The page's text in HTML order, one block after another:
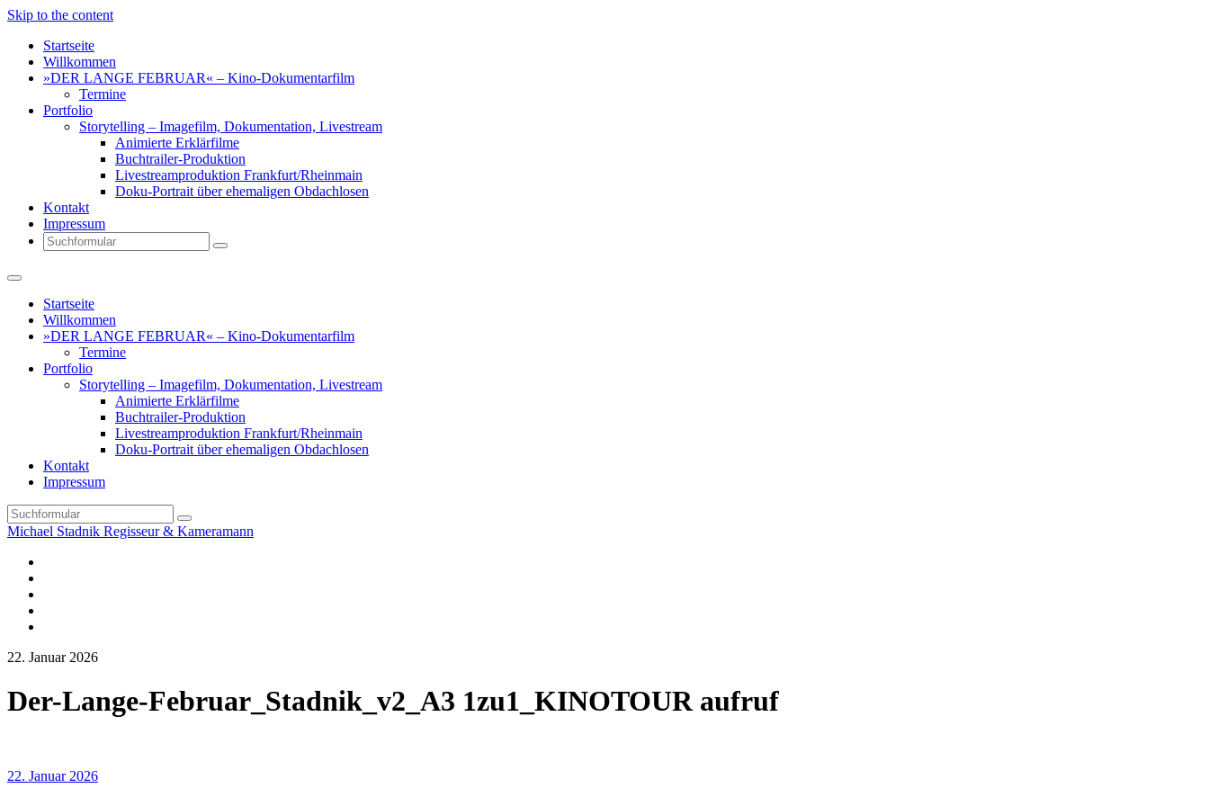
Skip to the content
Startseite
Willkommen
»DER LANGE FEBRUAR« – Kino-Dokumentarfilm
Termine
Portfolio
Storytelling – Imagefilm, Dokumentation, Livestream
Animierte Erklärfilme
Buchtrailer-Produktion
Livestreamproduktion Frankfurt/Rheinmain
Doku-Portrait über ehemaligen Obdachlosen
Kontakt
Impressum
Search
Startseite
Willkommen
»DER LANGE FEBRUAR« – Kino-Dokumentarfilm
Termine
Portfolio
Storytelling – Imagefilm, Dokumentation, Livestream
Animierte Erklärfilme
Buchtrailer-Produktion
Livestreamproduktion Frankfurt/Rheinmain
Doku-Portrait über ehemaligen Obdachlosen
Kontakt
Impressum
Search
Michael Stadnik Regisseur & Kameramann
22. Januar 2026
Der-Lange-Februar_Stadnik_v2_A3 1zu1_KINOTOUR aufruf
22. Januar 2026